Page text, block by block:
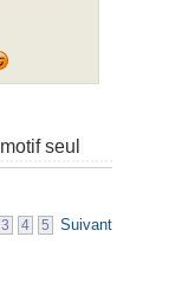
seul
3 4 5 Suivant